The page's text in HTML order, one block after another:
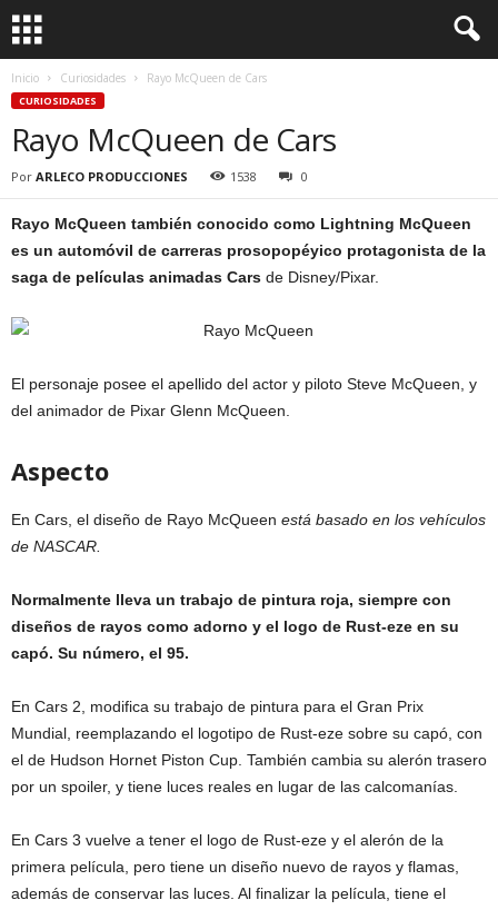
Inicio Curiosidades Rayo McQueen de Cars
CURIOSIDADES
Rayo McQueen de Cars
Por ARLECO PRODUCCIONES 1538 0
Rayo McQueen también conocido como Lightning McQueen
es un automóvil de carreras prosopopéyico protagonista de la
saga de películas animadas Cars de Disney/Pixar.
El personaje posee el apellido del actor y piloto Steve McQueen, y
del animador de Pixar Glenn McQueen.
Aspecto
En Cars, el diseño de Rayo McQueen está basado en los vehículos
de NASCAR.
Normalmente lleva un trabajo de pintura roja, siempre con
diseños de rayos como adorno y el logo de Rust-eze en su
capó. Su número, el 95.
En Cars 2, modifica su trabajo de pintura para el Gran Prix
Mundial, reemplazando el logotipo de Rust-eze sobre su capó, con
el de Hudson Hornet Piston Cup. También cambia su alerón trasero
por un spoiler, y tiene luces reales en lugar de las calcomanías.
En Cars 3 vuelve a tener el logo de Rust-eze y el alerón de la
primera película, pero tiene un diseño nuevo de rayos y flamas,
además de conservar las luces. Al finalizar la película, tiene el